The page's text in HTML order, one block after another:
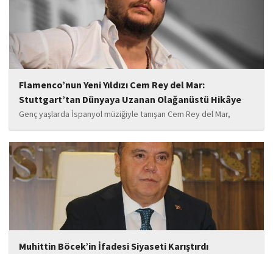
Flamenco’nun Yeni Yıldızı Cem Rey del Mar:
Stuttgart’tan Dünyaya Uzanan Olağanüstü Hikâye
Genç yaşlarda İspanyol müziğiyle tanışan Cem Rey del Mar,
flamenco kültürünün büyüleyici atmosferinden etkilenerek
kendisini bu alana yönlendirdi. Saatler süren disiplinli çalışmalar,
teknik gelişim ve müziğe olan tutkusu, onu kısa...
Muhittin Böcek’in İfadesi Siyaseti Karıştırdı